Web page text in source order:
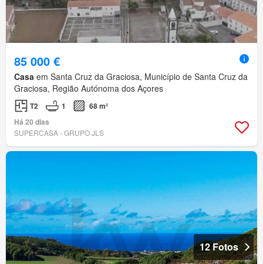
85 000 €
Casa em Santa Cruz da Graciosa, Município de Santa Cruz da
Graciosa, Região Autónoma dos Açores
T2 1
68 m²
Há 20 dias
SUPERCASA - GRUPO JLS
12 Fotos